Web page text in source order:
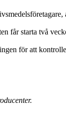
får starta två
för att